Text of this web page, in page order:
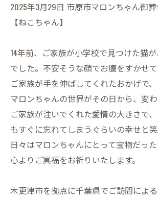
2025年3月29日 市原市マロンちゃん御
【ねこちゃん】
14年前、ご家族が小学校で見つけた猫
でした。不安そうな顔でお腹をすかせて
ご家族が手を伸ばしてくれたおかげで、
マロンちゃんの世界がその日から、変わ
ご家族が注いでくれた愛情の大きさで
もすぐに忘れてしまうぐらいの幸せと
日々はマロンちゃんにとって宝物だっ
心よりご冥福をお祈りいたします。
木更津市を拠点に千葉県でご訪問によ